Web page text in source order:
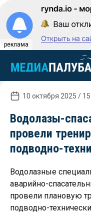
реклама
10 октября 2025 /
Водолазы-
провели
подводно-
Водолазные
аварийно-
провели плановую
подводно-